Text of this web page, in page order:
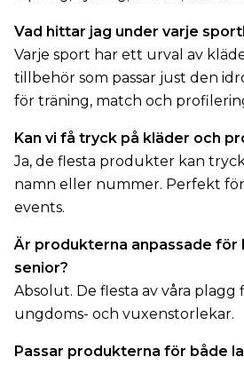
Vad hittar jag under varje
Varje sport har ett urval av
tillbehör som passar just den
för träning, match och
Kan vi få tryck på kläder och
Ja, de flesta produkter kan
namn eller nummer. Perfekt
events.
Är produkterna anpassade för
senior?
Absolut. De flesta av våra plagg
ungdoms- och vuxenstorlekar.
Passar produkterna för både